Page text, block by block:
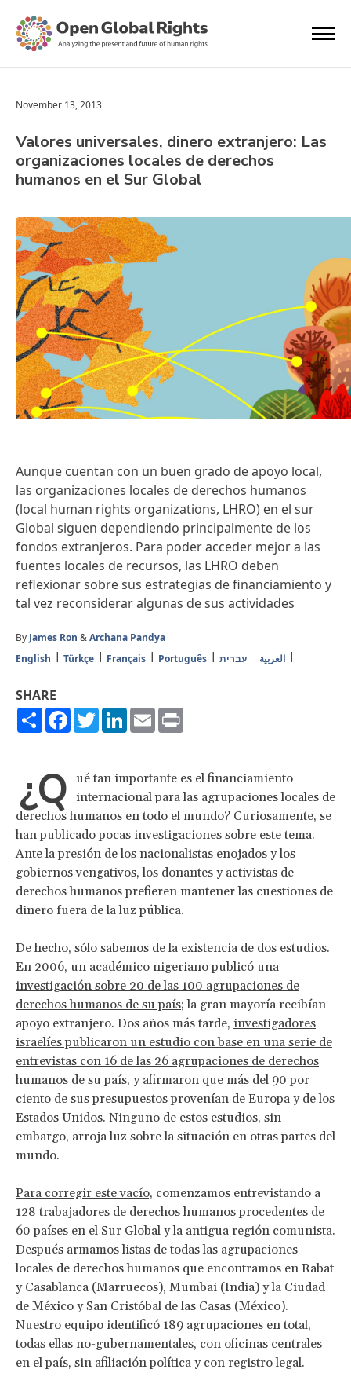
November 13, 2013
Valores universales, dinero extranjero: Las
organizaciones locales de derechos
humanos en el Sur Global
Aunque cuentan con un buen grado de apoyo local,
las organizaciones locales de derechos humanos
(local human rights organizations, LHRO) en el sur
Global siguen dependiendo principalmente de los
fondos extranjeros. Para poder acceder mejor a las
fuentes locales de recursos, las LHRO deben
reflexionar sobre sus estrategias de financiamiento y
tal vez reconsiderar algunas de sus actividades
By James Ron &Archana Pandya
English
Türkçe Français Português العربية עברית
SHARE
ShareFacebook
TwitterLinkedIn
Email
¿Q
ué tan importante es el financiamiento
internacional para las agrupaciones locales de
derechos humanos en todo el mundo? Curiosamente, se
han publicado pocas investigaciones sobre este tema.
Ante la presión de los nacionalistas enojados y los
gobiernos vengativos, los donantes y activistas de
derechos humanos prefieren mantener las cuestiones de
dinero fuera de la luz pública.
De hecho, sólo sabemos de la existencia de dos estudios.
En 2006, un académico nigeriano publicó una
investigación sobre 20 de las 100 agrupaciones de
derechos humanos de su país; la gran mayoría recibían
apoyo extranjero. Dos años más tarde, investigadores
israelíes publicaron un estudio con base en una serie de
entrevistas con 16 de las 26 agrupaciones de derechos
humanos de su país, y afirmaron que más del 90 por
ciento de sus presupuestos provenían de Europa y de los
Estados Unidos. Ninguno de estos estudios, sin
embargo, arroja luz sobre la situación en otras partes del
mundo.
Para corregir este vacío, comenzamos entrevistando a
128 trabajadores de derechos humanos procedentes de
60 países en el Sur Global y la antigua región comunista.
Después armamos listas de todas las agrupaciones
locales de derechos humanos que encontramos en Rabat
y Casablanca (Marruecos), Mumbai (India) y la Ciudad
de México y San Cristóbal de las Casas (México).
Nuestro equipo identificó 189 agrupaciones en total,
todas ellas no-gubernamentales, con oficinas centrales
en el país, sin afiliación política y con registro legal.